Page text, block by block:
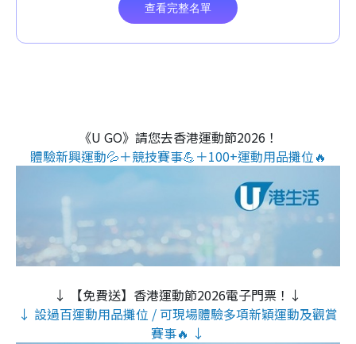
《U GO》請您去香港運動節2026！
體驗新興運動💦＋競技賽事💪＋100+運動用品攤位🔥
↓ 【免費送】香港運動節2026電子門票！↓
↓ 設過百運動用品攤位 / 可現場體驗多項新穎運動及觀賞
賽事🔥 ↓